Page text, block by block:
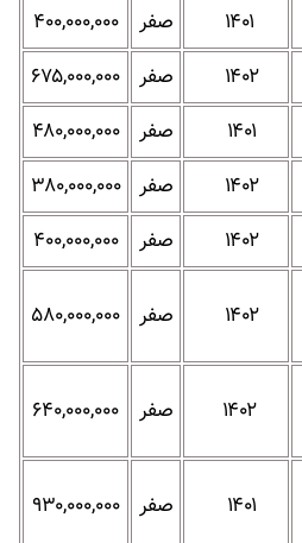
۱۴۰۱ صفر
۴۰۰,۰۰۰,۰۰۰
۱۴۰۲ صفر
۶۷۵,۰۰۰,۰۰۰
۱۴۰۱ صفر
۴۸۰,۰۰۰,۰۰۰
۱۴۰۲ صفر
۳۸۰,۰۰۰,۰۰۰
۱۴۰۲ صفر
۴۰۰,۰۰۰,۰۰۰
۱۴۰۲ صفر ۵۸۰,۰۰۰,۰۰۰
۱۴۰۲ صفر ۶۴۰,۰۰۰,۰۰۰
۱۴۰۱ صفر ۹۳۰,۰۰۰,۰۰۰